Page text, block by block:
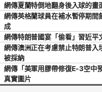
網傳夏蘭特倒地翻身後入球的畫
網傳英格蘭球員在補水暫停期
成
網傳特朗普國宴「偷看」習近平
網傳澳洲正在考慮禁止特朗普
被採納
網傳「美軍用膠帶修復E-3空中
真實圖片